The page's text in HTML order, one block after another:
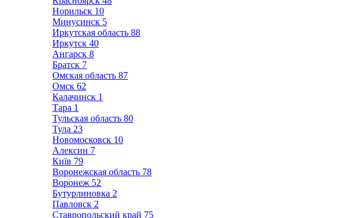
Норильск 10
Минусинск 5
Иркутская область 88
Иркутск 40
Ангарск 8
Братск 7
Омская область 87
Омск 62
Калачинск 1
Тара 1
Тульская область 80
Тула 23
Новомосковск 10
Алексин 7
Київ 79
Воронежская область 78
Воронеж 52
Бутурлиновка 2
Павловск 2
Ставропольский край 75